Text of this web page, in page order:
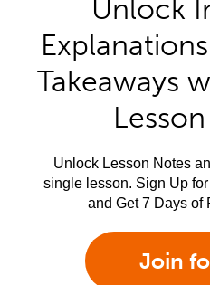
Unlock
Takeaways
Unlock Lesson Notes
single lesson. Sign Up
and Get 7 Days of
Join